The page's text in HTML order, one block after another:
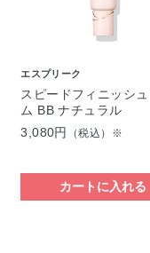
エスプリーク
スピードフィニッシュ
ム BB ナチュラル
3,080円
（税込）※
カートに入れる